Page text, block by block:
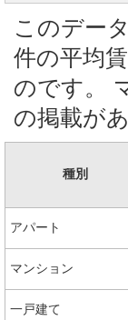
このデー
件の平均
のです。
の掲載が
種別
アパート
マンション
一戸建て